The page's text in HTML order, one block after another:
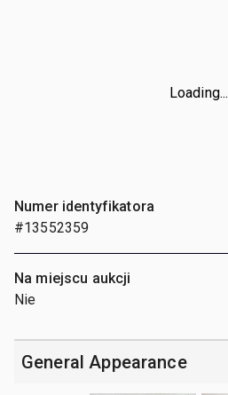
Loading...
Numer identyfikatora
#13552359
Na miejscu aukcji
Nie
General Appearance